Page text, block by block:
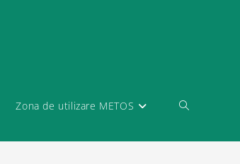
Zona de utilizare METOS